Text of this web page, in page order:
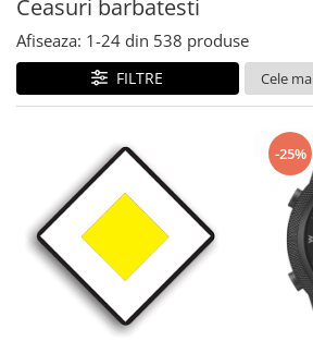
Ceasuri barbatesti
Afiseaza: 1-24 din 538 produse
FILTRE
-25%